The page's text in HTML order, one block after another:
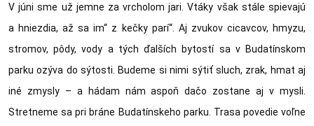
V júni sme už jemne za vrcholom jari. Vtáky však stále spievajú
a hniezdia, až sa im“ z kečky parí“. Aj zvukov cicavcov, hmyzu,
stromov, pôdy, vody a tých ďalších bytostí sa v Budatínskom
parku ozýva do sýtosti. Budeme si nimi sýtiť sluch, zrak, hmat aj
iné zmysly – a hádam nám aspoň dačo zostane aj v mysli.
Stretneme sa pri bráne Budatínskeho parku. Trasa povedie voľne